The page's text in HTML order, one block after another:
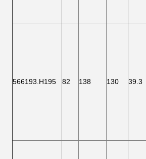
566193.H195 82 138 130 39.3